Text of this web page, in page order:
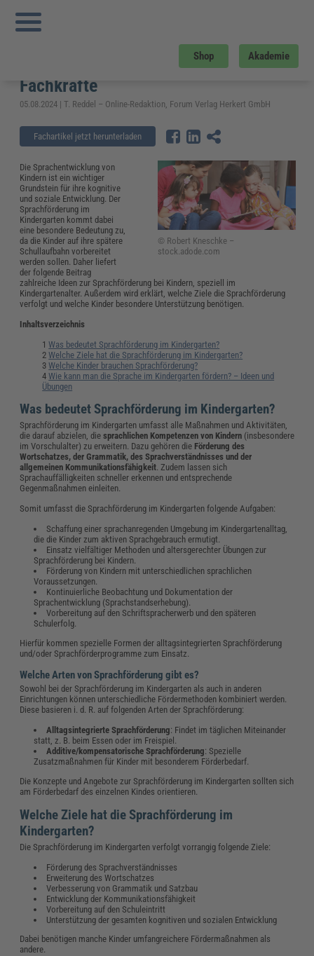
Shop Akademie
Sie sind hier:
im Kindergarten: Spiele, Ideen und Material für Fachkräfte
Sprachförderung im Kindergarten:
Spiele, Ideen und Material für
Fachkräfte
05.08.2024 | T. Reddel – Online-Redaktion, Forum Verlag Herkert GmbH
Fachartikel jetzt herunterladen
© Robert Kneschke –
stock.adode.com
Die Sprachentwicklung von
Kindern ist ein wichtiger
Grundstein für ihre kognitive
und soziale Entwicklung. Der
Sprachförderung im
Kindergarten kommt dabei
eine besondere Bedeutung zu,
da die Kinder auf ihre spätere
Schullaufbahn vorbereitet
werden sollen. Daher liefert
der folgende Beitrag
zahlreiche Ideen zur Sprachförderung bei Kindern, speziell im
Kindergartenalter. Außerdem wird erklärt, welche Ziele die Sprachförderung
verfolgt und welche Kinder besondere Unterstützung benötigen.
Inhaltsverzeichnis
Was bedeutet Sprachförderung im Kindergarten?
Welche Ziele hat die Sprachförderung im Kindergarten?
Welche Kinder brauchen Sprachförderung?
Wie kann man die Sprache im Kindergarten fördern? – Ideen und
Übungen
Was bedeutet Sprachförderung im Kindergarten?
Sprachförderung im Kindergarten umfasst alle Maßnahmen und Aktivitäten,
die darauf abzielen, diesprachlichen Kompetenzen von Kindern (insbesondere
im Vorschulalter) zu erweitern. Dazu gehören die Förderung des
Wortschatzes, der Grammatik, des Sprachverständnisses und der
allgemeinen Kommunikationsfähigkeit. Zudem lassen sich
Sprachauffälligkeiten schneller erkennen und entsprechende
Gegenmaßnahmen einleiten.
Somit umfasst die Sprachförderung im Kindergarten folgende Aufgaben:
Schaffung einer sprachanregenden Umgebung im Kindergartenalltag,
die die Kinder zum aktiven Sprachgebrauch ermutigt.
Einsatz vielfältiger Methoden und altersgerechter Übungen zur
Sprachförderung bei Kindern.
Förderung von Kindern mit unterschiedlichen sprachlichen
Voraussetzungen.
Kontinuierliche Beobachtung und Dokumentation der
Sprachentwicklung (Sprachstandserhebung).
Vorbereitung auf den Schriftspracherwerb und den späteren
Schulerfolg.
Hierfür kommen spezielle Formen der alltagsintegrierten Sprachförderung
und/oder Sprachförderprogramme zum Einsatz.
Welche Arten von Sprachförderung gibt es?
Sowohl bei der Sprachförderung im Kindergarten als auch in anderen
Einrichtungen können unterschiedliche Fördermethoden kombiniert werden.
Diese basieren i. d. R. auf folgenden Arten der Sprachförderung:
Alltagsintegrierte Sprachförderung: Findet im täglichen Miteinander
statt, z. B. beim Essen oder im Freispiel.
Additive/kompensatorische Sprachförderung: Spezielle
Zusatzmaßnahmen für Kinder mit besonderem Förderbedarf.
Die Konzepte und Angebote zur Sprachförderung im Kindergarten sollten sich
am Förderbedarf des einzelnen Kindes orientieren.
Welche Ziele hat die Sprachförderung im
Kindergarten?
Die Sprachförderung im Kindergarten verfolgt vorrangig folgende Ziele:
Förderung des Sprachverständnisses
Erweiterung des Wortschatzes
Verbesserung von Grammatik und Satzbau
Entwicklung der Kommunikationsfähigkeit
Vorbereitung auf den Schuleintritt
Unterstützung der gesamten kognitiven und sozialen Entwicklung
Dabei benötigen manche Kinder umfangreichere Fördermaßnahmen als
andere.